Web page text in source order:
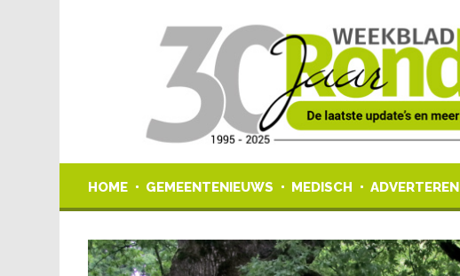
HOME GEMEENTENIEUWS MEDISCH ADVERTEREN